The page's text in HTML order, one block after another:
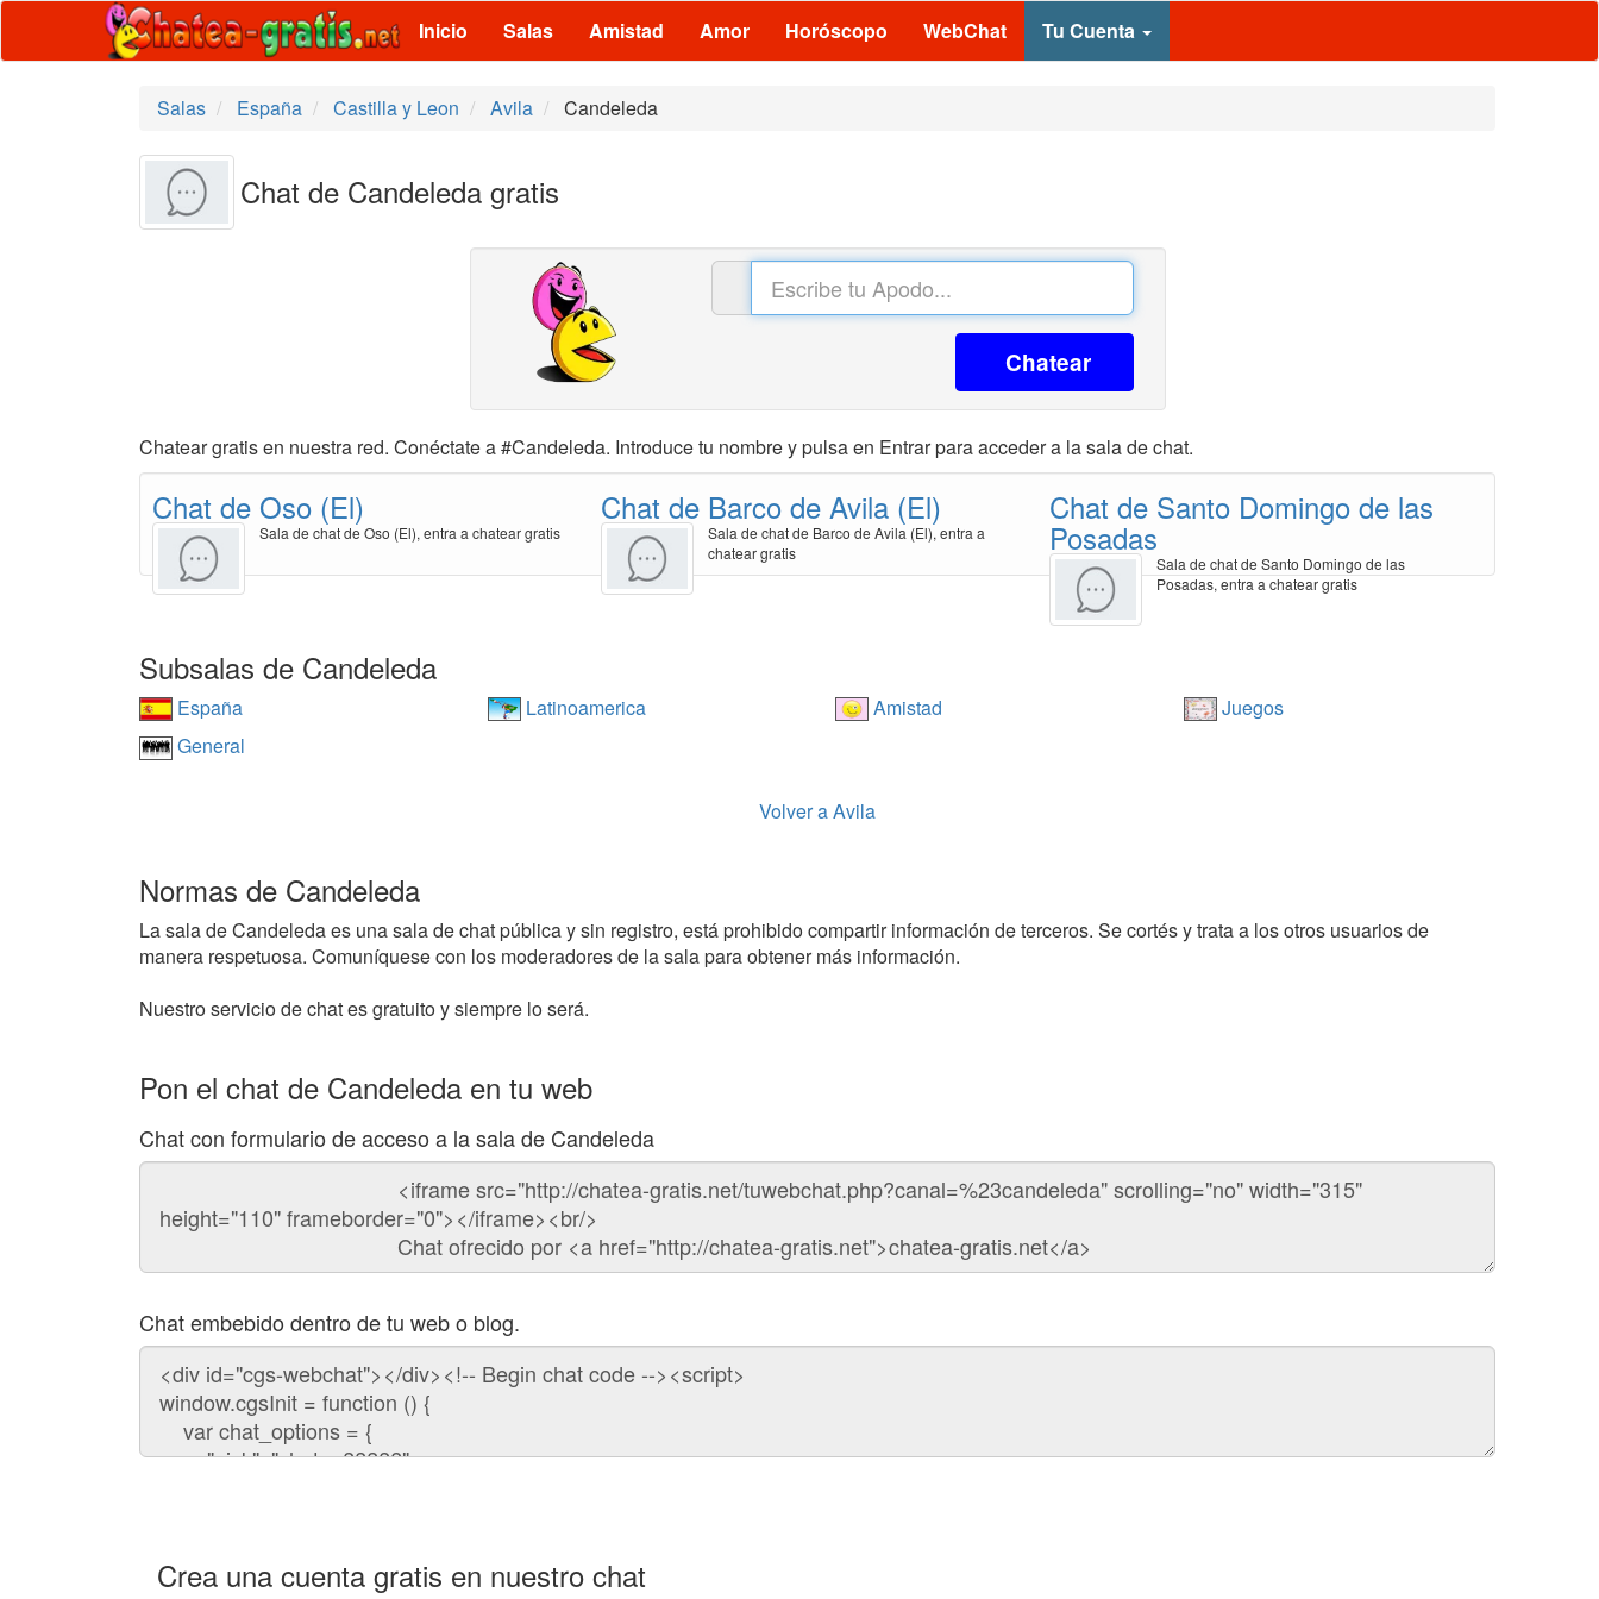
Inicio Salas Amistad Amor Horóscopo WebChat Tu Cuenta
Salas España Castilla y Leon Avila Candeleda
Chat de Candeleda gratis
Chatear
Chatear gratis en nuestra red. Conéctate a #Candeleda. Introduce tu nombre y pulsa en Entrar para acceder a la sala de chat.
Chat de Oso (El)
Sala de chat de Oso (El), entra a chatear gratis
Chat de Barco de Avila (El)
Sala de chat de Barco de Avila (El), entra a
chatear gratis
Chat de Santo Domingo de las
Posadas
Sala de chat de Santo Domingo de las
Posadas, entra a chatear gratis
Subsalas de Candeleda
España Latinoamerica Amistad
Juegos
General
Volver a Avila
Normas de Candeleda
La sala de Candeleda es una sala de chat pública y sin registro, está prohibido compartir información de terceros. Se cortés y trata a los otros usuarios de
manera respetuosa. Comuníquese con los moderadores de la sala para obtener más información.
Nuestro servicio de chat es gratuito y siempre lo será.
Pon el chat de Candeleda en tu web
Chat con formulario de acceso a la sala de Candeleda
Código
chat
Chat embebido dentro de tu web o blog.
Código
para
embeber
chat
Crea una cuenta gratis en nuestro chat